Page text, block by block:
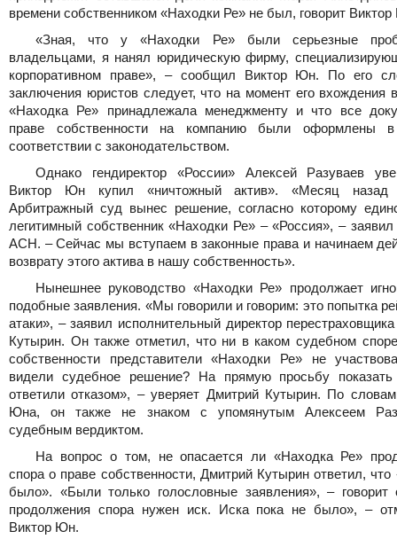
времени собственником «Находки Ре» не был, говорит
«Зная, что у «Находки Ре» были серьезные
владельцами, я нанял юридическую фирму,
корпоративном праве», – сообщил Виктор Юн. По его
заключения юристов следует, что на момент его вхождения
«Находка Ре» принадлежала менеджменту и что все
праве собственности на компанию были оформлены
соответствии с законодательством.
Однако гендиректор «России» Алексей Разуваев
Виктор Юн купил «ничтожный актив». «Месяц
Арбитражный суд вынес решение, согласно которому
легитимный собственник «Находки Ре» – «Россия», – заявил
АСН. – Сейчас мы вступаем в законные права и начинаем
возврату этого актива в нашу собственность».
Нынешнее руководство «Находки Ре» продолжает
подобные заявления. «Мы говорили и говорим: это попытка
атаки», – заявил исполнительный директор
Кутырин. Он также отметил, что ни в каком судебном
собственности представители «Находки Ре» не
видели судебное решение? На прямую просьбу
ответили отказом», – уверяет Дмитрий Кутырин. По
Юна, он также не знаком с упомянутым Алексеем
судебным вердиктом.
На вопрос о том, не опасается ли «Находка Ре»
спора о праве собственности, Дмитрий Кутырин ответил, что
было». «Были только голословные заявления», – говорит
продолжения спора нужен иск. Иска пока не было», –
Виктор Юн.